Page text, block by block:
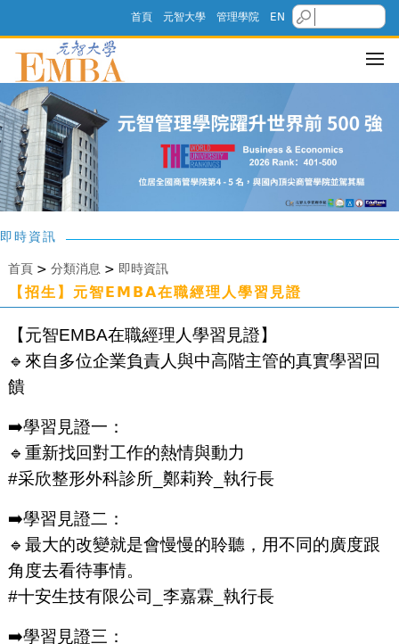
首頁 元智大學 管理學院 EN
即時資訊
首頁> 分類消息 > 即時資訊
【招生】元智EMBA在職經理人學習見證
【元智EMBA在職經理人學習見證】
🔹來自多位企業負責人與中高階主管的真實學習回
饋
➡️學習見證一：
🔹重新找回對工作的熱情與動力
#采欣整形外科診所_鄭莉羚_執行長
➡️學習見證二：
🔹最大的改變就是會慢慢的聆聽，用不同的廣度跟
角度去看待事情。
#十安生技有限公司_李嘉霖_執行長
➡️學習見證三：